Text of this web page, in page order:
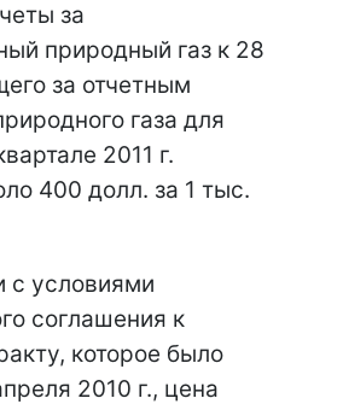
за
природный газ к 28
за отчетным
газа для
2011 г.
400 долл. за 1 тыс.
с условиями
соглашения к
которое было
2010 г., цена